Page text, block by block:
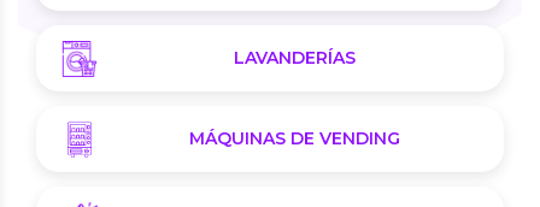
LAVANDERÍAS
MÁQUINAS DE VENDING